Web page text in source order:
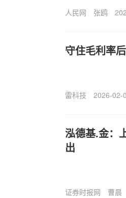
人民网 张鸥
守住毛利率
雷科技 2026-02-
泓德基.金：
出
证券时报网 曹晨